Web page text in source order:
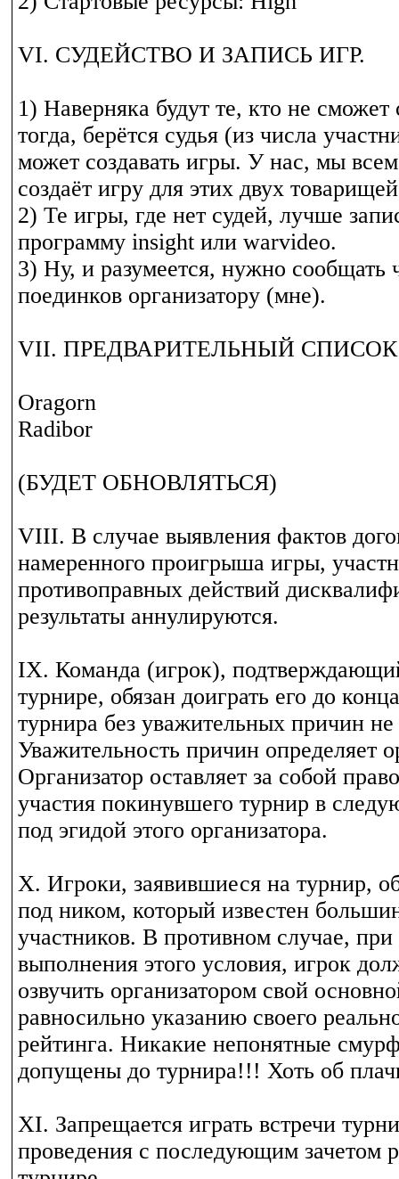
VI. СУДЕЙСТВО И ЗАПИСЬ ИГР.
1) Наверняка будут те, кто не сможет
тогда, берётся судья (из числа
может создавать игры. У нас, мы
создаёт игру для этих двух
2) Те игры, где нет судей, лучше
программу insight или warvideo.
3) Ну, и разумеется, нужно сообщать
поединков организатору (мне).
VII. ПРЕДВАРИТЕЛЬНЫЙ
Oragorn
Radibor
(БУДЕТ ОБНОВЛЯТЬСЯ)
VIII. В случае выявления фактов
намеренного проигрыша игры,
противоправных действий
результаты аннулируются.
IX. Команда (игрок),
турнире, обязан доиграть его до
турнира без уважительных причин не
Уважительность причин определяет
Организатор оставляет за собой
участия покинувшего турнир в
под эгидой этого организатора.
Х. Игроки, заявившиеся на турнир,
под ником, который известен
участников. В противном случае,
выполнения этого условия, игрок
озвучить организатором свой
равносильно указанию своего
рейтинга. Никакие непонятные
допущены до турнира!!! Хоть об
XI. Запрещается играть встречи
проведения с последующим зачетом